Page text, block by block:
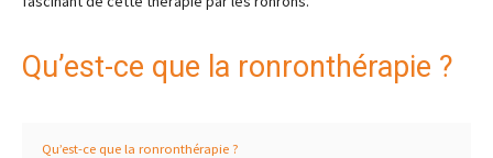
Qu’est-ce que la ronronthérapie ?
Qu’est-ce que la ronronthérapie ?